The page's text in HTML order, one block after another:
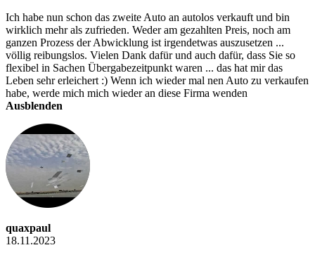
Ich habe nun schon das zweite Auto an autolos verkauft und bin
wirklich mehr als zufrieden. Weder am gezahlten Preis, noch am
ganzen Prozess der Abwicklung ist irgendetwas auszusetzen ...
völlig reibungslos. Vielen Dank dafür und auch dafür, dass Sie so
flexibel in Sachen Übergabezeitpunkt waren ... das hat mir das
Leben sehr erleichert :) Wenn ich wieder mal nen Auto zu verkaufen
habe, werde mich mich wieder an diese Firma wenden
Ausblenden
quaxpaul
18.11.2023